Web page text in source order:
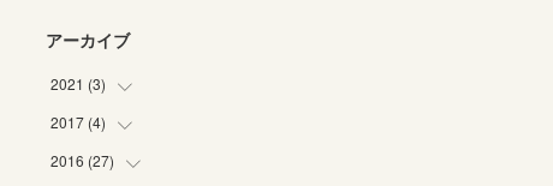
アーカイブ
2021 (3)
(
)
(2
2017 (4)
(2
2016 (27)